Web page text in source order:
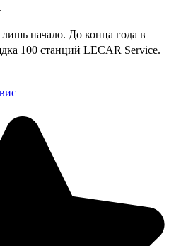
начало. До конца года в
100 станций LECAR Service.